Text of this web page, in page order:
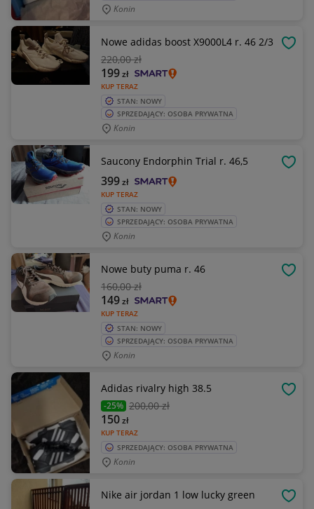
Konin
Nowe adidas boost X9000L4 r. 46 2/3
220,00 zł
KUP TERAZ
199zł
STAN: NOWY
SPRZEDAJĄCY: OSOBA PRYWATNA
Konin
Saucony Endorphin Trial r. 46,5
KUP TERAZ
399zł
STAN: NOWY
SPRZEDAJĄCY: OSOBA PRYWATNA
Konin
Nowe buty puma r. 46
160,00 zł
KUP TERAZ
149zł
STAN: NOWY
SPRZEDAJĄCY: OSOBA PRYWATNA
Konin
Adidas rivalry high 38.5
-25% 200,00 zł
KUP TERAZ
150zł
SPRZEDAJĄCY: OSOBA PRYWATNA
Konin
Nike air jordan 1 low lucky green